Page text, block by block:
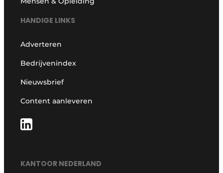
HANDIGE LINKS
Adverteren
Bedrijvenindex
Nieuwsbrief
Content aanleveren
KANTOOR NEDERLAND